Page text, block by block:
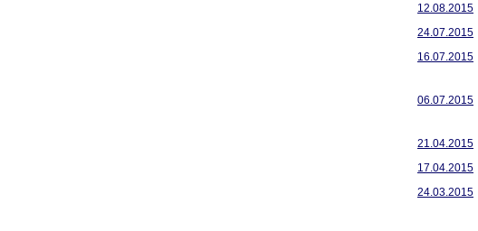
12.08.2015
24.07.2015
16.07.2015
06.07.2015
21.04.2015
17.04.2015
24.03.2015